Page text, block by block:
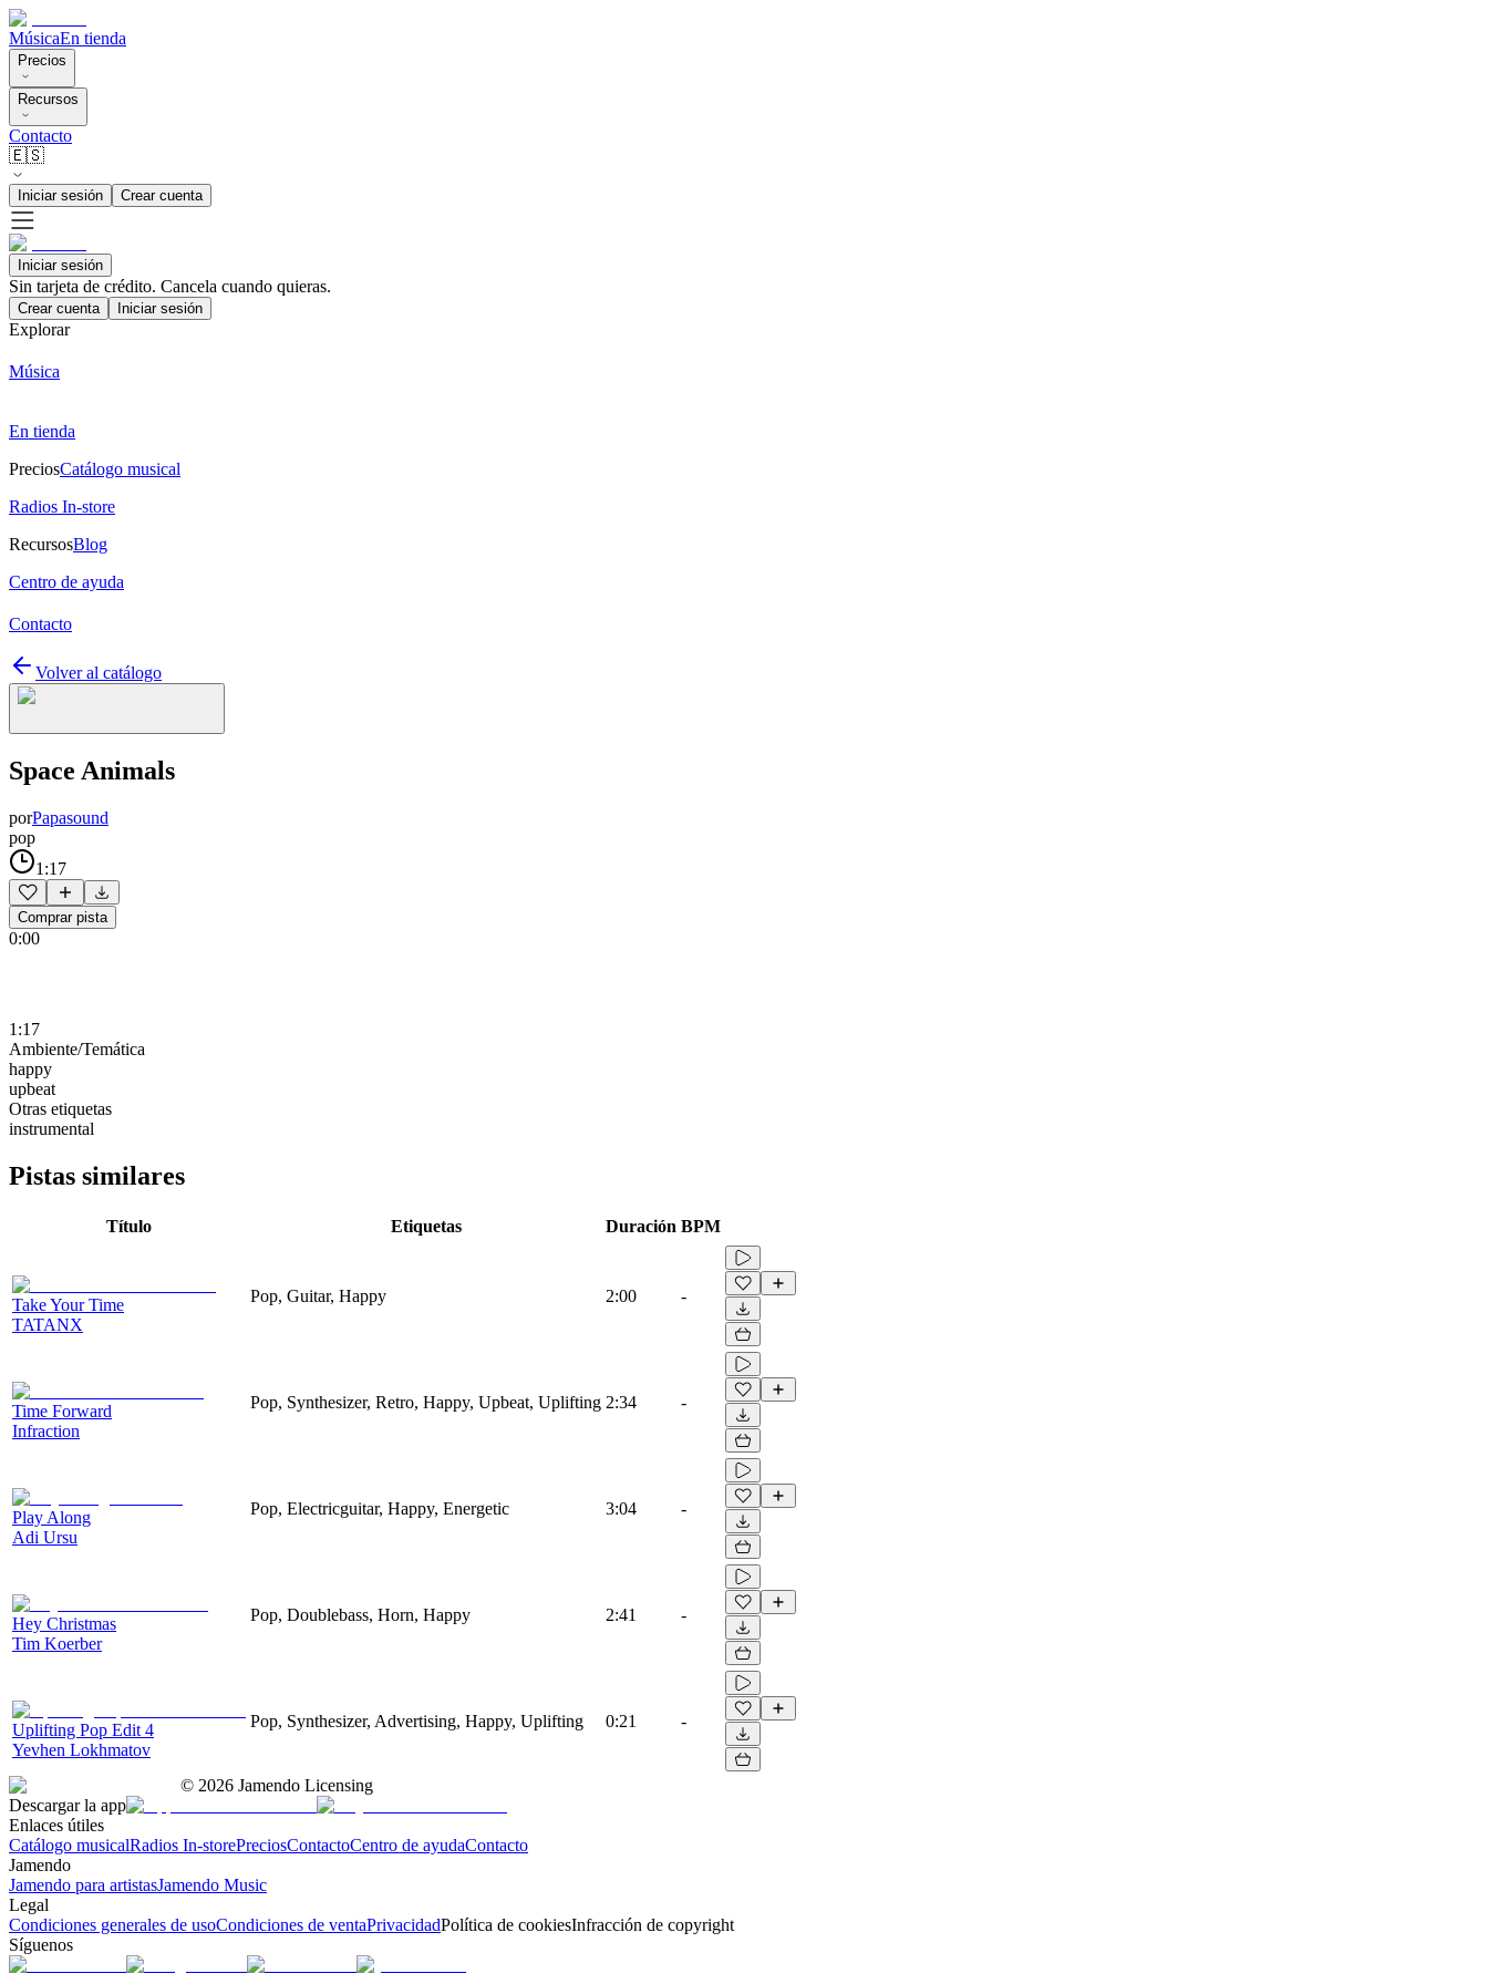
MúsicaEn tienda
Precios
Recursos
Contacto
🇪🇸
Iniciar sesión Crear cuenta
Iniciar sesión
Sin tarjeta de crédito. Cancela cuando quieras.
Crear cuenta Iniciar sesión
Explorar
Música
En tienda
PreciosCatálogo musical
Radios In-store
RecursosBlog
Centro de ayuda
Contacto
Volver al catálogo
Space Animals
porPapasound
pop
1:17
Comprar pista
0:00
1:17
Ambiente/Temática
happy
upbeat
Otras etiquetas
instrumental
Pistas similares
Título Etiquetas Duración BPM
Take Your Time
TATANX
Pop, Guitar, Happy 2:00 -
Time Forward
Infraction
Pop, Synthesizer, Retro, Happy, Upbeat, Uplifting 2:34 -
Play Along
Adi Ursu
Pop, Electricguitar, Happy, Energetic 3:04 -
Hey Christmas
Tim Koerber
Pop, Doublebass, Horn, Happy 2:41 -
Uplifting Pop Edit 4
Yevhen Lokhmatov
Pop, Synthesizer, Advertising, Happy, Uplifting 0:21 -
© 2026 Jamendo Licensing
Descargar la app
Enlaces útiles
Catálogo musicalRadios In-storePreciosContactoCentro de ayudaContacto
Jamendo
Jamendo para artistasJamendo Music
Legal
Condiciones generales de usoCondiciones de ventaPrivacidadPolítica de cookiesInfracción de copyright
Síguenos